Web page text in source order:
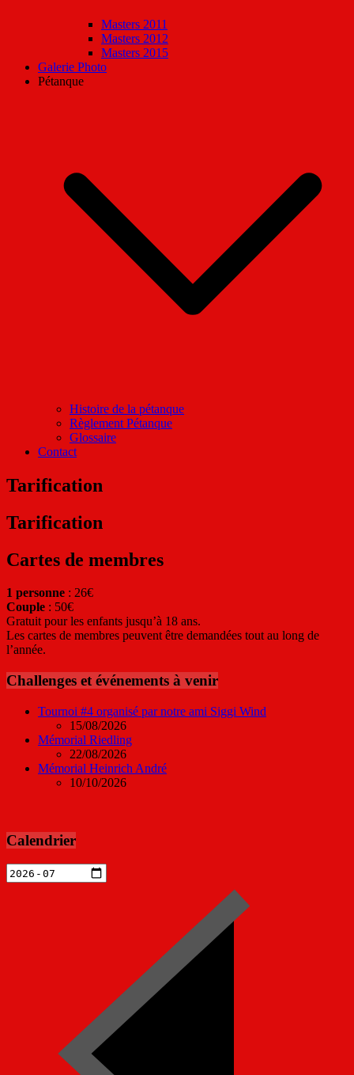
Masters 2011
Masters 2012
Masters 2015
Galerie Photo
Pétanque
Histoire de la pétanque
Règlement Pétanque
Glossaire
Contact
Tarification
Tarification
Cartes de membres
1 personne : 26€
Couple : 50€
Gratuit pour les enfants jusqu’à 18 ans.
Les cartes de membres peuvent être demandées tout au long de
l’année.
Challenges et événements à venir
Tournoi #4 organisé par notre ami Siggi Wind
15/08/2026
Mémorial Riedling
22/08/2026
Mémorial Heinrich André
10/10/2026
Calendrier